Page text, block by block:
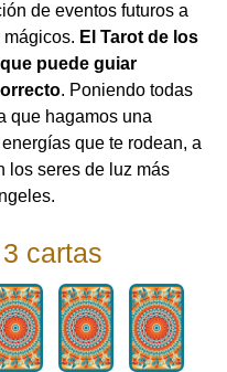
de eventos futuros a
El Tarot de los
puede guiar
. Poniendo todas
que hagamos una
que te rodean, a
los seres de luz más
cartas